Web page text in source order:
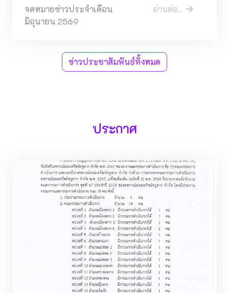
จดหมายข่าวประจำเดือน
มิถุนายน 2569
อ่านต่อ..
ข่าวประชาสัมพันธ์ทั้งหมด
ประกาศ